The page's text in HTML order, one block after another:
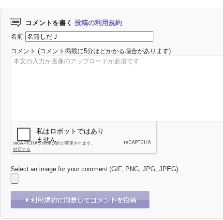
コメントを書く 投稿の利用規約
名前
コメント (コメント掲載に5分ほどかかる場合があります)
Select an image for your comment (GIF, PNG, JPG, JPEG):